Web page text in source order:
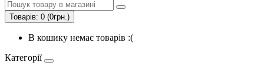
Товарів: 0 (0грн.)
В кошику немає товарів :(
Категорії